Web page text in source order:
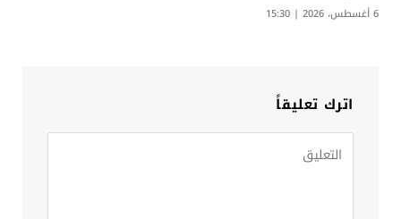
6 أغسطس، 2026 | 15:30
اترك تعليقاً